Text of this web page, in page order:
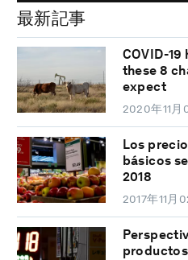
最新記事
COVID-
these 8
expect
2020年11月
Los
básicos
2018
2017年11月